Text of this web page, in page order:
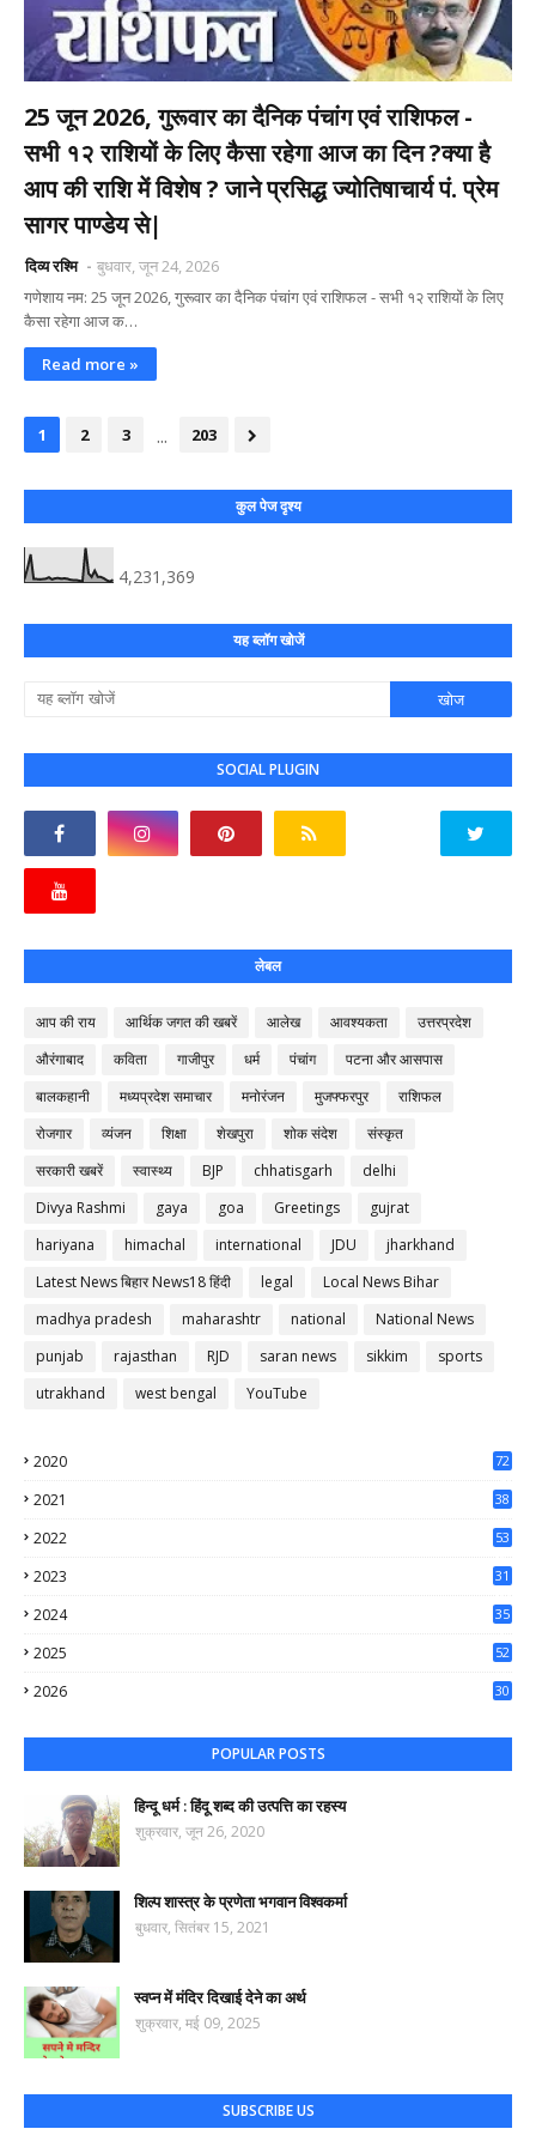
25 जून 2026, गुरूवार का दैनिक पंचांग एवं राशिफल -
सभी १२ राशियों के लिए कैसा रहेगा आज का दिन ?क्या है
आप की राशि में विशेष ? जाने प्रसिद्ध ज्योतिषाचार्य पं. प्रेम
सागर पाण्डेय से|
दिव्य रश्मि
बुधवार, जून 24, 2026
गणेशाय नम: 25 जून 2026, गुरूवार का दैनिक पंचांग एवं राशिफल - सभी १२ राशियों के लिए
कैसा रहेगा आज क…
Read more »
1 2 3 ... 203
कुल पेज दृश्य
4,231,369
यह ब्लॉग खोजें
SOCIAL PLUGIN
लेबल
आप की राय आर्थिक जगत की खबरें आलेख आवश्यकता
उत्तरप्रदेश
औरंगाबाद
कविता गाजीपुर धर्म पंचांग
पटना और आसपास
बालकहानी
मध्यप्रदेश समाचार मनोरंजन मुजफ्फरपुर
राशिफल
रोजगार
व्यंजन शिक्षा शेखपुरा शोक संदेश
संस्कृत
सरकारी खबरें
स्वास्थ्य BJP chhatisgarh
delhi
Divya Rashmi
gaya goa Greetings
gujrat
hariyana
himachal international JDU
jharkhand
Latest News बिहार News18 हिंदी
legal
Local News Bihar
madhya pradesh
maharashtr national
National News
punjab
rajasthan RJD saran news sikkim
sports
utrakhand
west bengal YouTube
2020
72
2021
38
2022
53
2023
31
2024
35
2025
52
2026
30
POPULAR POSTS
हिन्दू धर्म : हिंदू शब्द की उत्पत्ति का रहस्य
शुक्रवार, जून 26, 2020
शिल्प शास्त्र के प्रणेता भगवान विश्वकर्मा
बुधवार, सितंबर 15, 2021
स्वप्न में मंदिर दिखाई देने का अर्थ
शुक्रवार, मई 09, 2025
SUBSCRIBE US